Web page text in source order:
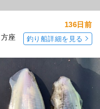
座
136日前
釣り船詳細を見る